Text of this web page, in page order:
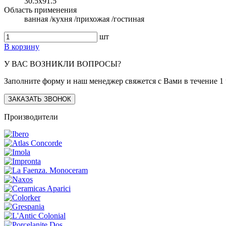
Область применения
ванная /кухня /прихожая /гостиная
шт
В корзину
У ВАС ВОЗНИКЛИ ВОПРОСЫ?
Заполните форму и наш менеджер свяжется с Вами в течение 1
ЗАКАЗАТЬ ЗВОНОК
Производители